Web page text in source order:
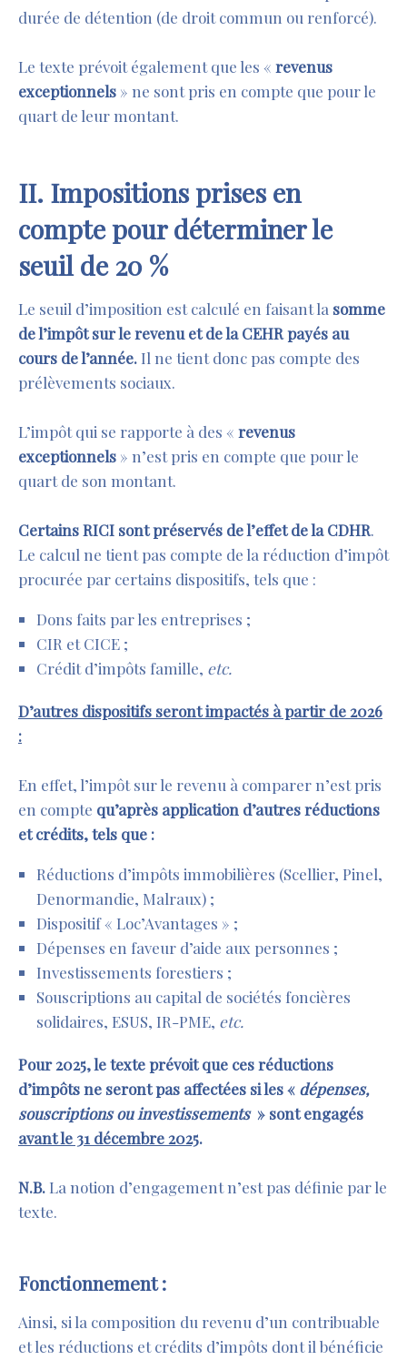
durée de détention (de droit commun ou renforcé).
Le texte prévoit également que les « revenus
exceptionnels » ne sont pris en compte que pour le
quart de leur montant.
II. Impositions prises en
compte pour déterminer le
seuil de 20 %
Le seuil d’imposition est calculé en faisant la somme
de l’impôt sur le revenu et de la CEHR payés au
cours de l’année. Il ne tient donc pas compte des
prélèvements sociaux.
L’impôt qui se rapporte à des « revenus
exceptionnels » n’est pris en compte que pour le
quart de son montant.
Certains RICI sont préservés de l’effet de la CDHR.
Le calcul ne tient pas compte de la réduction d’impôt
procurée par certains dispositifs, tels que :
Dons faits par les entreprises ;
CIR et CICE ;
Crédit d’impôts famille, etc.
D’autres dispositifs seront impactés à partir de 2026
:
En effet, l’impôt sur le revenu à comparer n’est pris
en compte qu’après application d’autres réductions
et crédits, tels que :
Réductions d’impôts immobilières (Scellier, Pinel,
Denormandie, Malraux) ;
Dispositif « Loc’Avantages » ;
Dépenses en faveur d’aide aux personnes ;
Investissements forestiers ;
Souscriptions au capital de sociétés foncières
solidaires, ESUS, IR-PME, etc.
Pour 2025, le texte prévoit que ces réductions
d’impôts ne seront pas affectées si les « dépenses,
souscriptions ou investissements » sont engagés
avant le 31 décembre 2025.
N.B. La notion d’engagement n’est pas définie par le
texte.
Fonctionnement :
Ainsi, si la composition du revenu d’un contribuable
et les réductions et crédits d’impôts dont il bénéficie